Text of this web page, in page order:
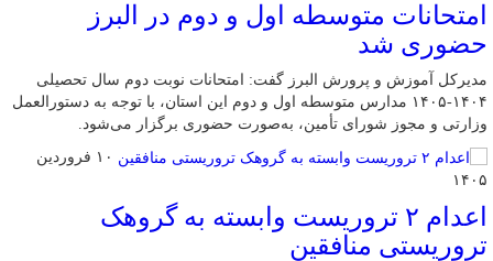
امتحانات متوسطه اول و دوم در البرز
حضوری شد
مدیرکل آموزش و پرورش البرز گفت: امتحانات نوبت دوم سال تحصیلی
۱۴۰۴-۱۴۰۵ مدارس متوسطه اول و دوم این استان، با توجه به دستورالعمل
وزارتی و مجوز شورای تأمین، به‌صورت حضوری برگزار می‌شود.
۱۰ فروردین
۱۴۰۵
اعدام ۲ تروریست وابسته به گروهک
تروریستی منافقین